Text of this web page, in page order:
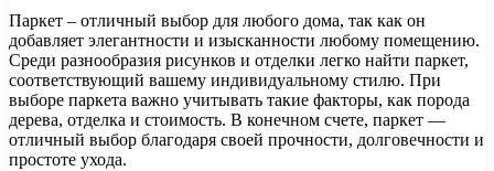
Паркет – отличный выбор для любого дома, так как он
добавляет элегантности и изысканности любому помещению.
Среди разнообразия рисунков и отделки легко найти паркет,
соответствующий вашему индивидуальному стилю. При
выборе паркета важно учитывать такие факторы, как порода
дерева, отделка и стоимость. В конечном счете, паркет —
отличный выбор благодаря своей прочности, долговечности и
простоте ухода.